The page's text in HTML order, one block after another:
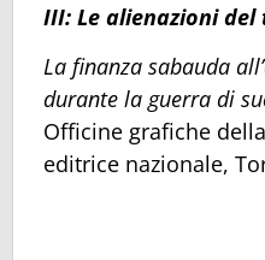
III: Le alienazioni del
La finanza sabauda
durante la guerra di
Officine grafiche
editrice nazionale,